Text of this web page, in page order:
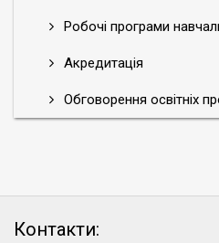
Робочі програми
Акредитація
Обговорення освітніх
Контакти: